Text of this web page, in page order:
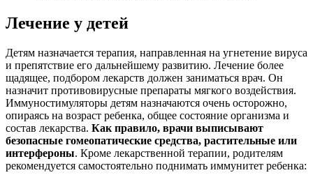
Лечение у детей
Детям назначается терапия, направленная на угнетение вируса
и препятствие его дальнейшему развитию. Лечение более
щадящее, подбором лекарств должен заниматься врач. Он
назначит противовирусные препараты мягкого воздействия.
Иммуностимуляторы детям назначаются очень осторожно,
опираясь на возраст ребенка, общее состояние организма и
состав лекарства. Как правило, врачи выписывают
безопасные гомеопатические средства, растительные или
интерфероны. Кроме лекарственной терапии, родителям
рекомендуется самостоятельно поднимать иммунитет ребенка: